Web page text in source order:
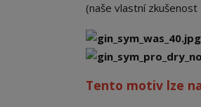
(naše vlastní
Tento motiv lze